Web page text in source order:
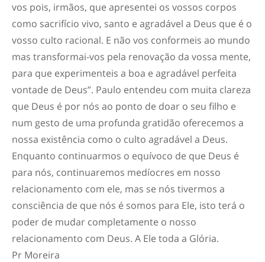
vos pois, irmãos, que apresentei os vossos corpos
como sacrifício vivo, santo e agradável a Deus que é o
vosso culto racional. E não vos conformeis ao mundo
mas transformai-vos pela renovação da vossa mente,
para que experimenteis a boa e agradável perfeita
vontade de Deus”. Paulo entendeu com muita clareza
que Deus é por nós ao ponto de doar o seu filho e
num gesto de uma profunda gratidão oferecemos a
nossa existência como o culto agradável a Deus.
Enquanto continuarmos o equívoco de que Deus é
para nós, continuaremos medíocres em nosso
relacionamento com ele, mas se nós tivermos a
consciência de que nós é somos para Ele, isto terá o
poder de mudar completamente o nosso
relacionamento com Deus. A Ele toda a Glória.
Pr Moreira